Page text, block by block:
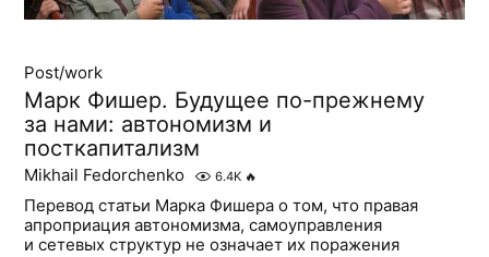
Post/work
Марк Фишер. Будущее по-прежнему
за нами: автономизм и
посткапитализм
Mikhail Fedorchenko 6.4K 🔥
Перевод статьи Марка Фишера о том, что правая
апроприация автономизма, самоуправления
и сетевых структур не означает их поражения